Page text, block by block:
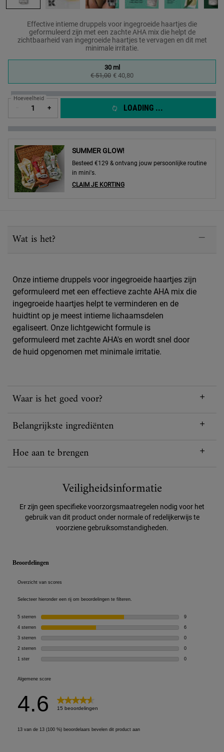
Effective intieme druppels voor ingegroeide haartjes die
geformuleerd zijn met een zachte AHA mix die helpt de
zichtbaarheid van ingegroeide haartjes te vervagen en dit met
minimale irritatie.
Geselecteerd
30 ml
Oude prijs
€ 51,00 Nieuwe prijs
€ 40,80
, 1 of 1
Hoeveelheid
+ LOADING ...
SUMMER GLOW!
Besteed €129 & ontvang jouw persoonlijke routine
in mini's.
CLAIM JE KORTING
Wat is het?
Onze intieme druppels voor ingegroeide haartjes zijn
geformuleerd met een effectieve zachte AHA mix die
ingegroeide haartjes helpt te verminderen en de
huidtint op je meest intieme lichaamsdelen
egaliseert. Onze lichtgewicht formule is
geformuleerd met zachte AHA's en wordt snel door
de huid opgenomen met minimale irritatie.
Waar is het goed voor?
Belangrijkste ingrediënten
Hoe aan te brengen
Veiligheidsinformatie
Er zijn geen specifieke voorzorgsmaatregelen nodig voor het
gebruik van dit product onder normale of redelijkerwijs te
voorziene gebruiksomstandigheden.